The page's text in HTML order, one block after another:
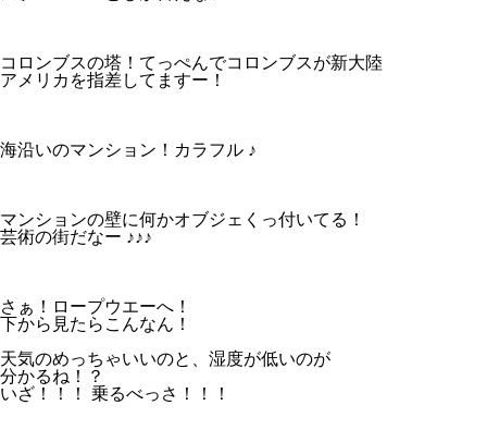
コロンブスの塔！てっぺんでコロンブスが新大陸
アメリカを指差してますー！
海沿いのマンション！カラフル ♪
マンションの壁に何かオブジェくっ付いてる！
芸術の街だなー ♪♪♪
さぁ！ロープウエーへ！
下から見たらこんなん！
天気のめっちゃいいのと、湿度が低いのが
分かるね！？
いざ！！！ 乗るべっさ！！！